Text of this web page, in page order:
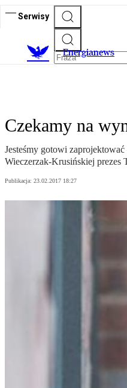
Serwisy
Energianews
Czekamy na
Jesteśmy gotowi
Wieczerzak-Krusińskiej prezes
Publikacja: 23.02.2017 18:27